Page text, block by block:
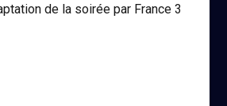
de la soirée par France 3